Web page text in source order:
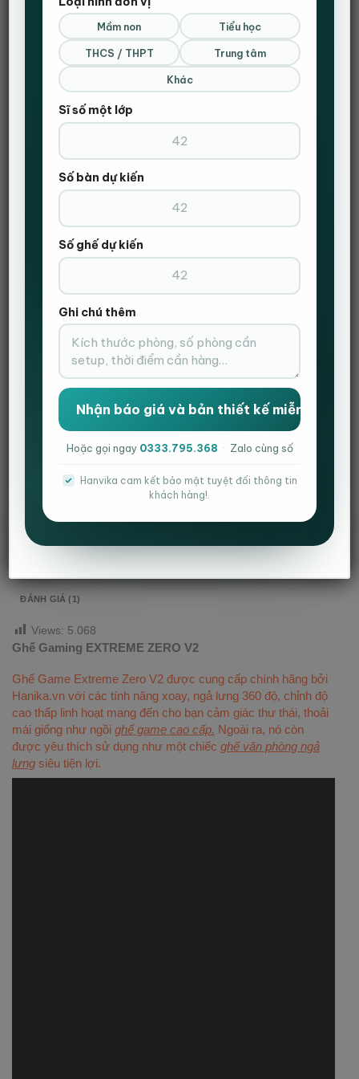
ĐẶT HÀNG NHANH
Gọi Điện Xác Nhận Và Giao Hàng Tận Nơi
Ghế Extreme zero,Ghế Extreme Zero V2,Ghế gaming
ghế cá nhân ,ghế gaming ghế nhân viên , ghế văn phòng
ĐÁNH GIÁ (1)
Views: 5.068
Ghế Gaming EXTREME ZERO V2
Ghế Game Extreme Zero V2 được cung cấp chính hãng bởi
Hanika.vn với các tính năng xoay, ngả lưng 360 độ, chỉnh độ
cao thấp linh hoạt mang đến cho bạn cảm giác thư thái, thoải
mái giống như ngồi ghế game cao cấp. Ngoài ra, nó còn
được yêu thích sử dụng như một chiếc ghế văn phòng ngả
lưng siêu tiện lợi.
Mầm non Tiểu học
THCS / THPT Trung tâm
Khác
Sĩ số một lớp
Số bàn dự kiến
Số ghế dự kiến
Ghi chú thêm
Hoặc gọi ngay 0333.795.368 · Zalo cùng số
Hanvika cam kết bảo mật tuyệt đối thông tin
khách hàng!.